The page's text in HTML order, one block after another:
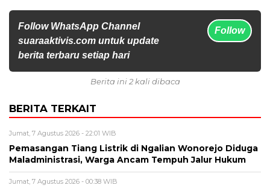
Follow WhatsApp Channel
suaraaktivis.com untuk update
berita terbaru setiap hari
Follow
Berita ini 2 kali dibaca
BERITA TERKAIT
Jumat, 7 Agustus 2026 - 22:01 WIB
Pemasangan Tiang Listrik di Ngalian Wonorejo Diduga
Maladministrasi, Warga Ancam Tempuh Jalur Hukum
Jumat, 7 Agustus 2026 - 00:38 WIB